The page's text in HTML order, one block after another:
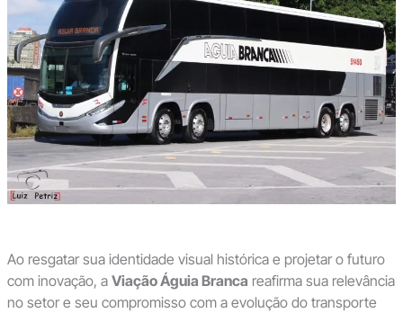
Ao resgatar sua identidade visual histórica e projetar o futuro
com inovação, a Viação Águia Branca reafirma sua relevância
no setor e seu compromisso com a evolução do transporte